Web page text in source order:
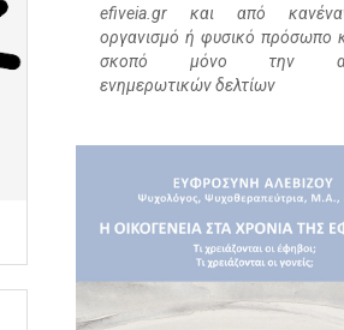
efiveia.gr και από
οργανισμό ή φυσικό πρόσωπο
σκοπό μόνο την
ενημερωτικών δελτίων